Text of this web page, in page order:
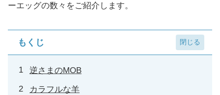
ーエッグの数々をご紹介します。
もくじ
逆さまのMOB
カラフルな羊